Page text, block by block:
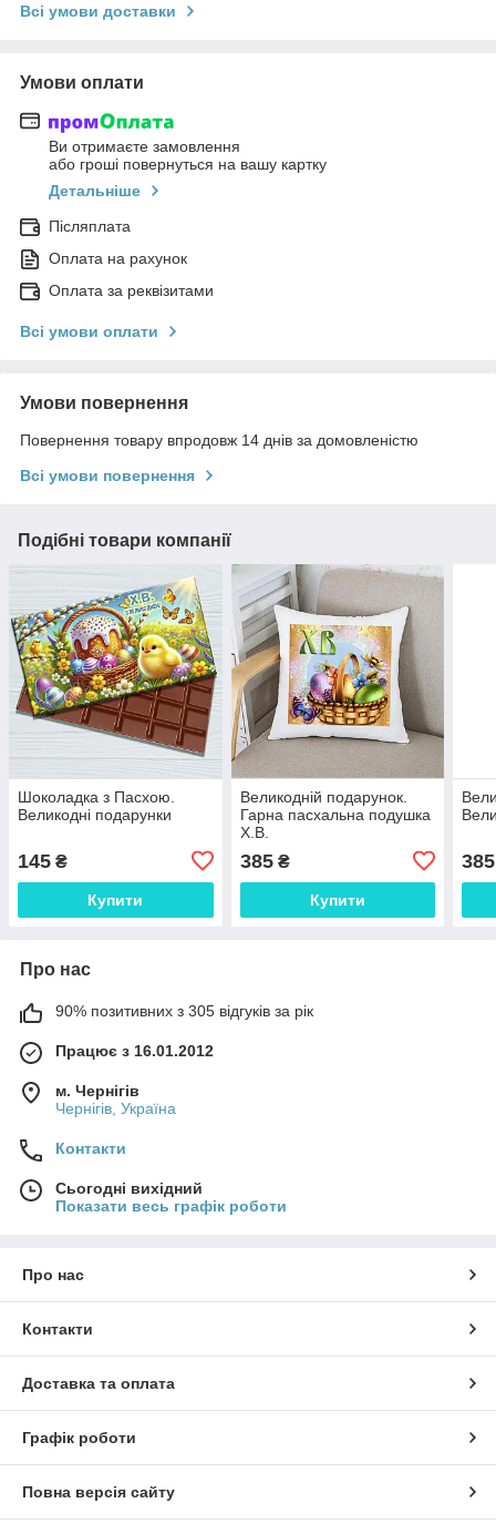
Всі умови доставки
Умови оплати
Ви отримаєте замовлення
або гроші повернуться на вашу картку
Детальніше
Післяплата
Оплата на рахунок
Оплата за реквізитами
Всі умови оплати
Умови повернення
Повернення товару впродовж 14 днів за домовленістю
Всі умови повернення
Подібні товари компанії
Шоколадка з Пасхою.
Великодні подарунки
145 ₴
Купити
Великодній подарунок.
Гарна пасхальна подушка
Х.В.
385₴
Купити
385
Про нас
90% позитивних з 305 відгуків за рік
Працює з 16.01.2012
м. Чернігів
Чернігів, Україна
Контакти
Сьогодні вихідний
Показати весь графік роботи
Про нас
Контакти
Доставка та оплата
Графік роботи
Повна версія сайту